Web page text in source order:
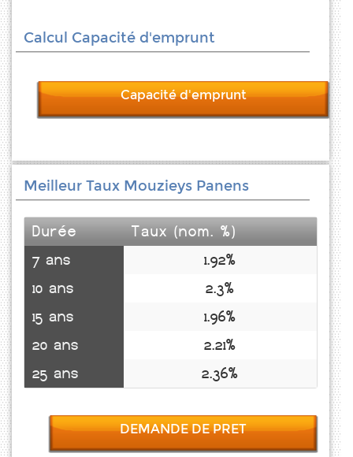
Calcul Capacité d'emprunt
Capacité d'emprunt
Meilleur Taux Mouzieys Panens
Durée
Taux (nom. %)
7 ans
1.92%
10 ans
2.3%
15 ans
1.96%
20 ans
2.21%
25 ans
2.36%
DEMANDE DE PRET